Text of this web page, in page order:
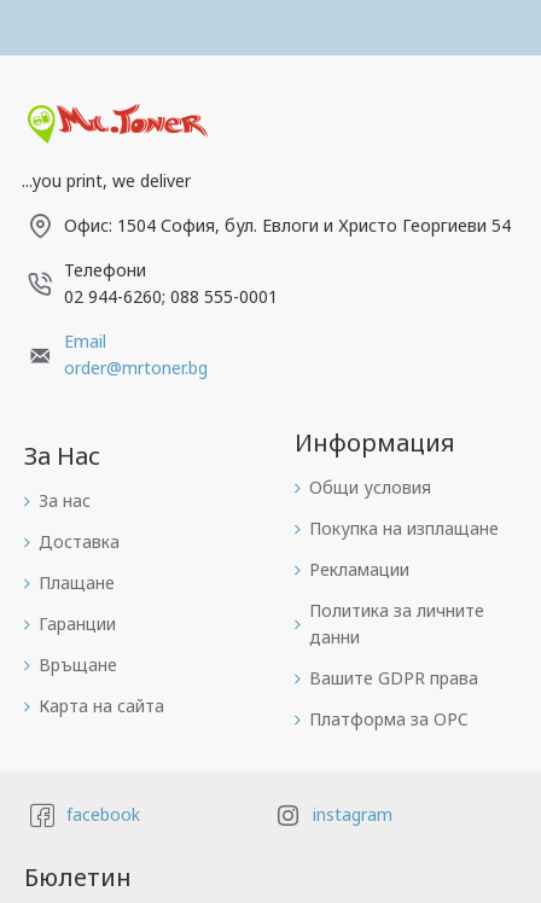
...you print, we deliver
Офис: 1504 София, бул. Евлоги и Христо Георгиеви 54
Телефони
02 944-6260; 088 555-0001
Email
order@mrtoner.bg
За Нас
За нас
Доставка
Плащане
Гаранции
Връщане
Карта на сайта
Информация
Общи условия
Покупка на изплащане
Рекламации
Политика за личните
данни
Вашите GDPR права
Платформа за OPC
facebook instagram
Бюлетин